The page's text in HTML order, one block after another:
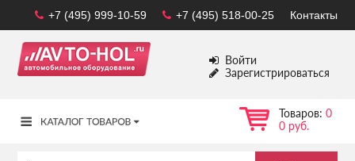
Контакты
+7 (495) 518-00-25
+7 (495) 999-10-59
Войти
Зарегистрироваться
Товаров: 0
0 руб.